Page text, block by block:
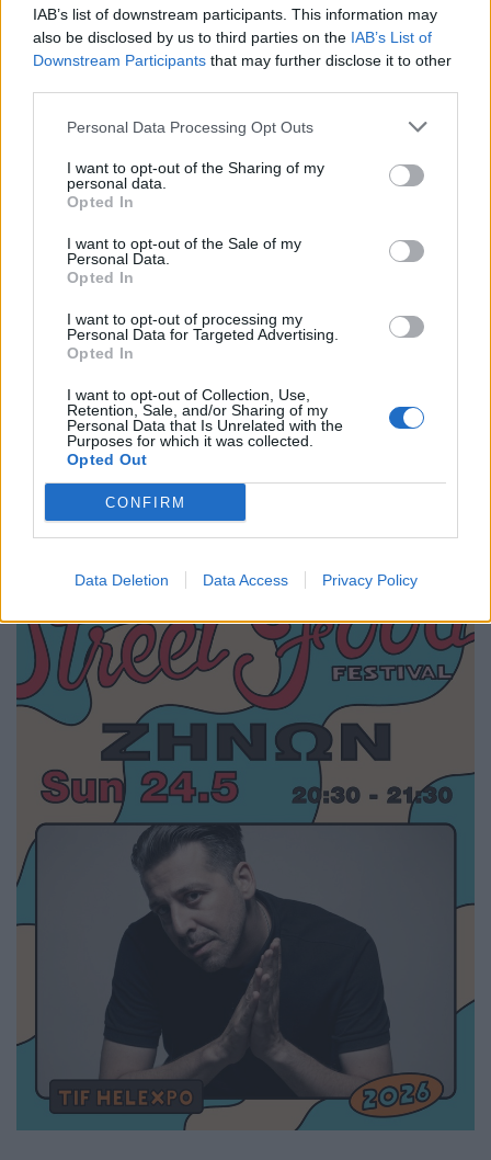
IAB’s list of downstream participants. This information may
also be disclosed by us to third parties on the IAB’s List of
Downstream Participants that may further disclose it to other
Personal Data Processing Opt Outs
I want to opt-out of the Sharing of my
personal data.
Opted In
I want to opt-out of the Sale of my
Personal Data.
Opted In
I want to opt-out of processing my
Personal Data for Targeted Advertising.
Opted In
I want to opt-out of Collection, Use,
Retention, Sale, and/or Sharing of my
Personal Data that Is Unrelated with the
Purposes for which it was collected.
Opted Out
CONFIRM
Data Deletion Data Access Privacy Policy
Στη συνέχεια, τη σκυτάλη παίρνουν οι Χαΐνηδες,
ένα ανοιχτό μουσικό σύνολο που εδώ και δεκαετίες
εξερευνά μουσικούς δρόμους από την Κρήτη έως
τη Μικρασία και από την Ανατολή έως τα
Βαλκάνια. Με τραγούδια γεμάτα τόλμη και
αλήθεια, θα παρασύρουν το κοινό στα ιδιαίτερα
μουσικά τους μονοπάτια.